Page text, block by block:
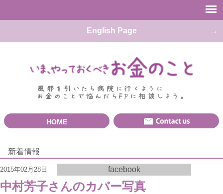
English Page
HOME
新着情報
2015年02月28日 facebook
中村芳子さんのカバー写真